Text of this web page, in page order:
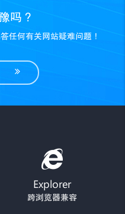
吗？
任何有关网站疑难问题！
Explorer
跨浏览器兼容